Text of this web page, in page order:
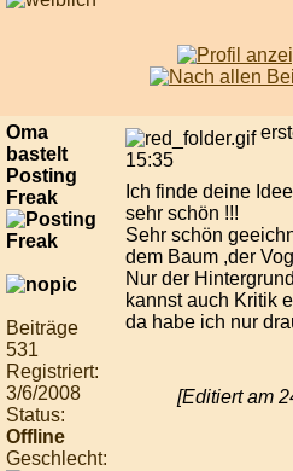
Oma
bastelt
Posting
Freak
Beiträge
531
Registriert:
3/6/2008
Status:
Offline
Geschlecht:
15:35
Ich finde deine
sehr schön !!!
Sehr schön
dem Baum ,der
Nur der
kannst auch Kritik
da habe ich nur
[Editiert am